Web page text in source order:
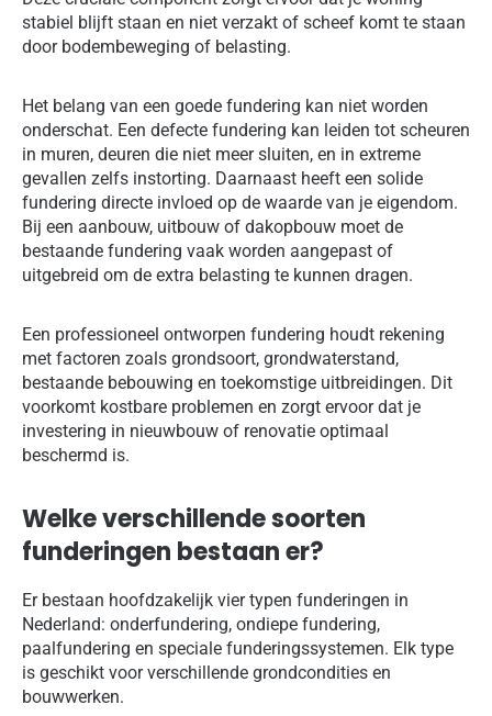
stabiel blijft staan en niet verzakt of scheef komt te staan
door bodembeweging of belasting.
Het belang van een goede fundering kan niet worden
onderschat. Een defecte fundering kan leiden tot scheuren
in muren, deuren die niet meer sluiten, en in extreme
gevallen zelfs instorting. Daarnaast heeft een solide
fundering directe invloed op de waarde van je eigendom.
Bij een aanbouw, uitbouw of dakopbouw moet de
bestaande fundering vaak worden aangepast of
uitgebreid om de extra belasting te kunnen dragen.
Een professioneel ontworpen fundering houdt rekening
met factoren zoals grondsoort, grondwaterstand,
bestaande bebouwing en toekomstige uitbreidingen. Dit
voorkomt kostbare problemen en zorgt ervoor dat je
investering in nieuwbouw of renovatie optimaal
beschermd is.
Welke verschillende soorten
funderingen bestaan er?
Er bestaan hoofdzakelijk vier typen funderingen in
Nederland: onderfundering, ondiepe fundering,
paalfundering en speciale funderingssystemen. Elk type
is geschikt voor verschillende grondcondities en
bouwwerken.